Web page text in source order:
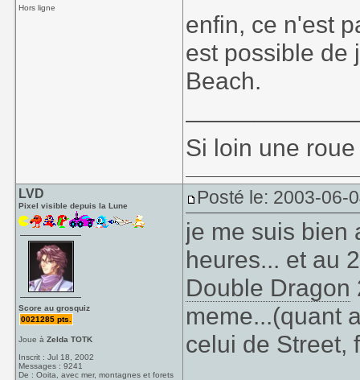
Hors ligne
enfin, ce n'est
est possible de
Beach.
Si loin une roue
LVD
Pixel visible depuis la Lune
Score au grosquiz
0021285 pts.
Joue àZelda TOTK
Inscrit : Jul 18, 2002
Messages : 9241
De : Ooita, avec mer, montagnes et forets
Posté le: 2003-06-
je me suis bien
heures... et au
Double Dragon
meme...(quant
celui de Street,